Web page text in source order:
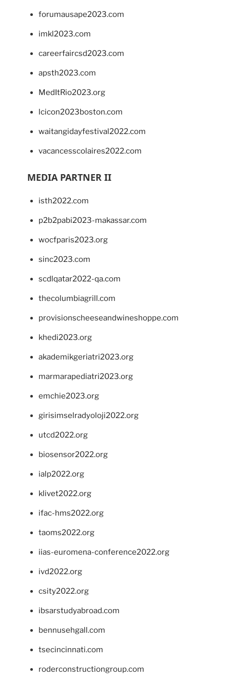
forumausape2023.com
imkl2023.com
careerfaircsd2023.com
apsth2023.com
MedItRio2023.org
lcicon2023boston.com
waitangidayfestival2022.com
vacancesscolaires2022.com
MEDIA PARTNER II
isth2022.com
p2b2pabi2023-makassar.com
wocfparis2023.org
sinc2023.com
scdlqatar2022-qa.com
thecolumbiagrill.com
provisionscheeseandwineshoppe.com
khedi2023.org
akademikgeriatri2023.org
marmarapediatri2023.org
emchie2023.org
girisimselradyoloji2022.org
utcd2022.org
biosensor2022.org
ialp2022.org
klivet2022.org
ifac-hms2022.org
taoms2022.org
iias-euromena-conference2022.org
ivd2022.org
csity2022.org
ibsarstudyabroad.com
bennusehgall.com
tsecincinnati.com
roderconstructiongroup.com